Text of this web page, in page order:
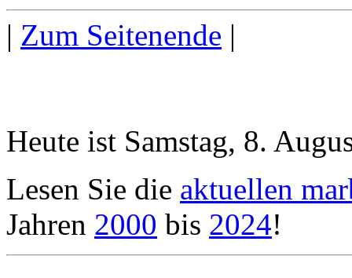
| Zum Seitenende |
Heute ist Samstag, 8.
Lesen Sie die aktuellen
Jahren 2000 bis 2024!